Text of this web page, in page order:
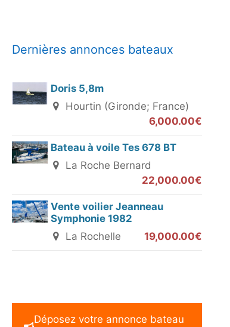
Dernières annonces bateaux
Doris 5,8m
Hourtin (Gironde; France)
6,000.00€
Bateau à voile Tes 678 BT
La Roche Bernard
22,000.00€
Vente voilier Jeanneau
Symphonie 1982
La Rochelle
19,000.00€
Déposez votre annonce bateau